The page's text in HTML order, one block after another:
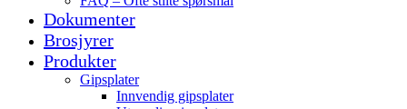
Dokumenter
Brosjyrer
Produkter
Gipsplater
Innvendig gipsplater